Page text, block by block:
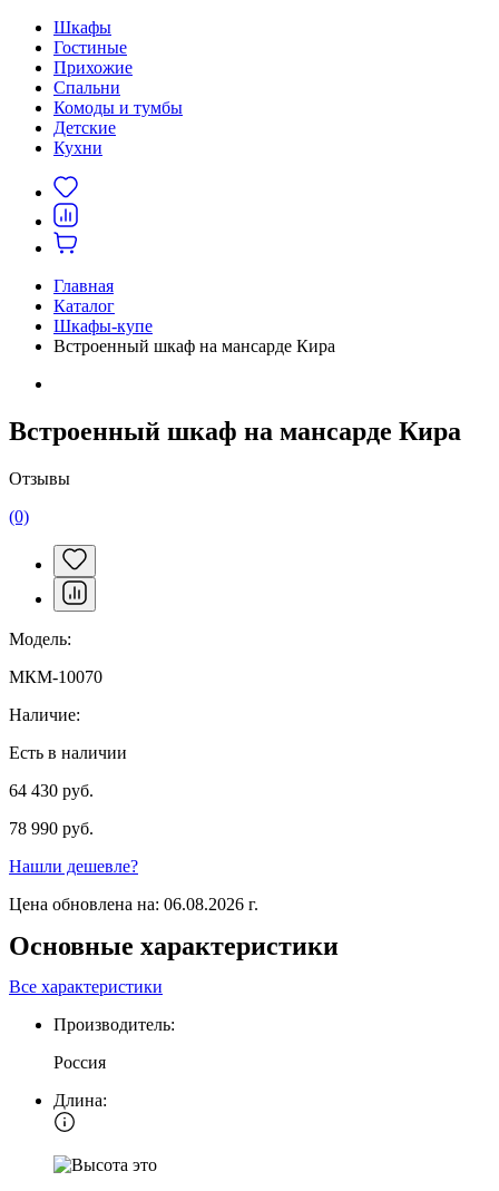
Шкафы
Гостиные
Прихожие
Спальни
Комоды и тумбы
Детские
Кухни
Главная
Каталог
Шкафы-купе
Встроенный шкаф на мансарде Кира
Встроенный шкаф на мансарде Кира
Отзывы
(0)
Модель:
МКМ-10070
Наличие:
Есть в наличии
64 430 руб.
78 990 руб.
Нашли дешевле?
Цена обновлена на: 06.08.2026 г.
Основные характеристики
Все характеристики
Производитель:
Россия
Длина: